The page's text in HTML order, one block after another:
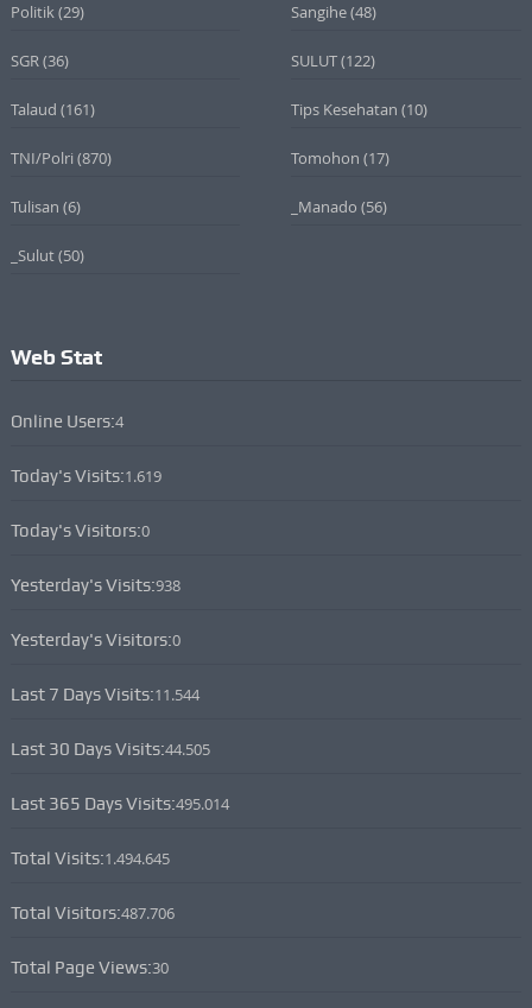
Politik(29) Sangihe(48)
SGR(36) SULUT(122)
Talaud (161) Tips Kesehatan (10)
TNI/Polri (870) Tomohon (17)
Tulisan (6) _Manado (56)
_Sulut(50)
Web Stat
Online Users:4
Today's Visits:1.619
Today's Visitors:0
Yesterday's Visits:938
Yesterday's Visitors:0
Last 7 Days Visits:11.544
Last 30 Days Visits:44.505
Last 365 Days Visits:495.014
Total Visits:1.494.645
Total Visitors:487.706
Total Page Views:30